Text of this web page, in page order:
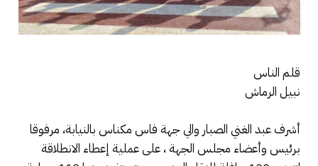
قلم الناس
نبيل الرماش
أشرف عبد الغني الصبار والي جهة فاس مكناس بالنيابة، مرفوقا
برئيس وأعضاء مجلس الجهة ، على عملية إعطاء الانطلاقة